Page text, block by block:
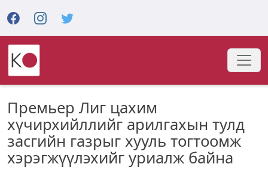
Премьер Лиг цахим
хүчирхийллийг арилгахын тулд
засгийн газрыг хууль тогтоомж
хэрэгжүүлэхийг уриалж байна